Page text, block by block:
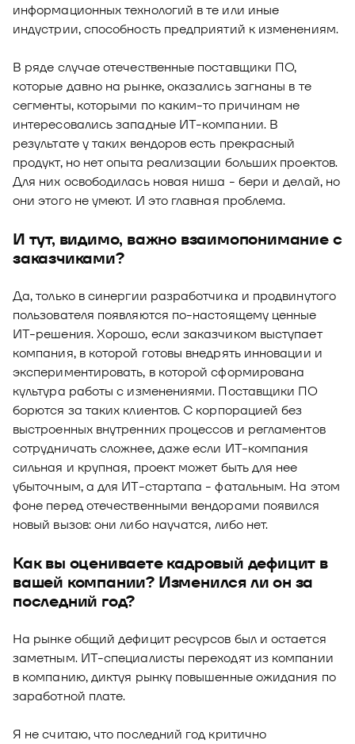
информационных технологий в те или иные
индустрии, способность предприятий к изменениям.
В ряде случае отечественные поставщики ПО,
которые давно на рынке, оказались загнаны в те
сегменты, которыми по каким-то причинам не
интересовались западные ИТ-компании. В
результате у таких вендоров есть прекрасный
продукт, но нет опыта реализации больших проектов.
Для них освободилась новая ниша - бери и делай, но
они этого не умеют. И это главная проблема.
И тут, видимо, важно взаимопонимание с
заказчиками?
Да, только в синергии разработчика и продвинутого
пользователя появляются по-настоящему ценные
ИТ-решения. Хорошо, если заказчиком выступает
компания, в которой готовы внедрять инновации и
экспериментировать, в которой сформирована
культура работы с изменениями. Поставщики ПО
борются за таких клиентов. С корпорацией без
выстроенных внутренних процессов и регламентов
сотрудничать сложнее, даже если ИТ-компания
сильная и крупная, проект может быть для нее
убыточным, а для ИТ-стартапа - фатальным. На этом
фоне перед отечественными вендорами появился
новый вызов: они либо научатся, либо нет.
Как вы оцениваете кадровый дефицит в
вашей компании? Изменился ли он за
последний год?
На рынке общий дефицит ресурсов был и остается
заметным. ИТ-специалисты переходят из компании
в компанию, диктуя рынку повышенные ожидания по
заработной плате.
Я не считаю, что последний год критично